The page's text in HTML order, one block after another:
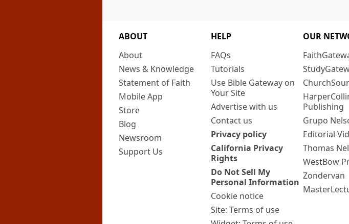
ABOUT
About
News & Knowledge
Statement of Faith
Mobile App
Store
Blog
Newsroom
Support Us
HELP
FAQs
Tutorials
Use Bible Gateway on
Your Site
Advertise with us
Contact us
Privacy policy
California Privacy
Rights
Do Not Sell My
Personal Information
Cookie notice
Site: Terms of use
OUR
Publishing
Grupo
Editorial
Thomas
WestBow
Zondervan